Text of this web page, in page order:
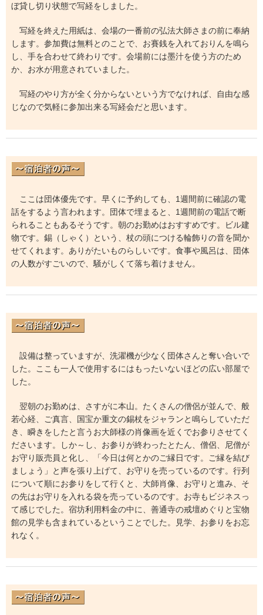
ぼ貸し切り状態で写経をしました。
写経を終えた用紙は、会場の一番前の弘法大師さまの前に奉納
します。参加費は無料とのことで、お賽銭を入れておりんを鳴ら
し、手を合わせて終わりです。会場前には墨汁を使う方のため
か、お水が用意されていました。
写経のやり方が全く分からないという方でなければ、自由な感
じなので気軽に参加出来る写経会だと思います。
ここは団体優先です。早くに予約しても、1週間前に確認の電
話をするよう言われます。団体で埋まると、1週間前の電話で断
られることもあるそうです。朝のお勤めはおすすめです。ビル建
物です。錫（しゃく）という、杖の頭につける輪飾りの音を聞か
せてくれます。ありがたいものらしいです。食事や風呂は、団体
の人数がすごいので、騒がしくて落ち着けません。
設備は整っていますが、洗濯機が少なく団体さんと奪い合いで
した。ここも一人で使用するにはもったいないほどの広い部屋で
した。
翌朝のお勤めは、さすがに本山。たくさんの僧侶が並んで、般
若心経、ご真言、国宝か重文の錫杖をジャランと鳴らしていただ
き、瞬きをしたと言うお大師様の肖像画を近くでお参りさせてく
ださいます。しか～し、お参りが終わったとたん、僧侶、尼僧が
お守り販売員と化し、「今日は何とかのご縁日です。ご縁を結び
ましょう」と声を張り上げて、お守りを売っているのです。行列
について順にお参りをして行くと、大師肖像、お守りと進み、そ
の先はお守りを入れる袋を売っているのです。お寺もビジネスっ
て感じでした。宿坊利用料金の中に、善通寺の戒壇めぐりと宝物
館の見学も含まれているということでした。見学、お参りをお忘
れなく。